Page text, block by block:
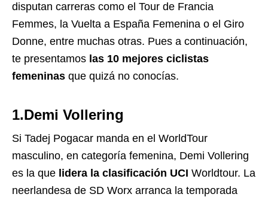
disputan carreras como el Tour de Francia
Femmes, la Vuelta a España Femenina o el Giro
Donne, entre muchas otras. Pues a continuación,
te presentamos las 10 mejores ciclistas
femeninas que quizá no conocías.
1.Demi Vollering
Si Tadej Pogacar manda en el WorldTour
masculino, en categoría femenina, Demi Vollering
es la que lidera la clasificación UCI Worldtour. La
neerlandesa de SD Worx arranca la temporada